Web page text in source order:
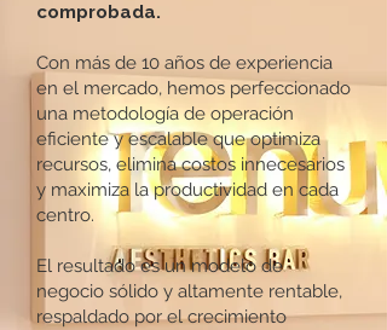
comprobada.
Con más de 10 años de experiencia
en el mercado, hemos perfeccionado
una metodología de operación
eficiente y escalable que optimiza
recursos, elimina costos innecesarios
y maximiza la productividad en cada
centro.
El resultado es un modelo de
negocio sólido y altamente rentable,
respaldado por el crecimiento